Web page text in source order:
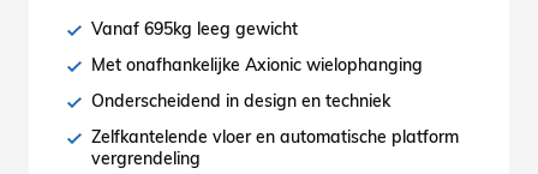
Vanaf 695kg leeg gewicht
Met onafhankelijke Axionic wielophanging
Onderscheidend in design en techniek
Zelfkantelende vloer en automatische platform
vergrendeling